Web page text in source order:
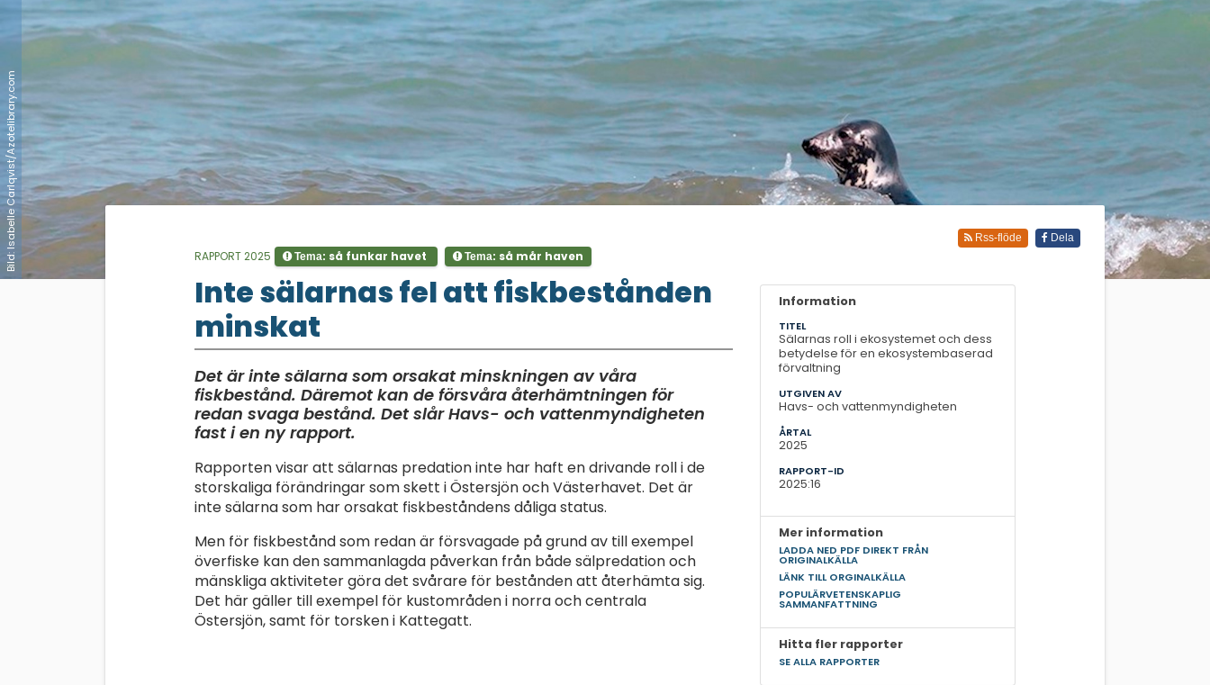
Bild: Isabelle Carlqvist/Azotelibrary.com Dela
Rss-flöde
RAPPORT 2025 Tema: så funkar havet Tema: så mår haven
Inte sälarnas fel att fiskbestånden
minskat
Det är inte sälarna som orsakat minskningen av våra
fiskbestånd. Däremot kan de försvåra återhämtningen för
redan svaga bestånd. Det slår Havs- och vattenmyndigheten
fast i en ny rapport.
Rapporten visar att sälarnas predation inte har haft en drivande roll i de
storskaliga förändringar som skett i Östersjön och Västerhavet. Det är
inte sälarna som har orsakat fiskbeståndens dåliga status.
Men för fiskbestånd som redan är försvagade på grund av till exempel
överfiske kan den sammanlagda påverkan från både sälpredation och
mänskliga aktiviteter göra det svårare för bestånden att återhämta sig.
Det här gäller till exempel för kustområden i norra och centrala
Östersjön, samt för torsken i Kattegatt.
Information
TITEL
Sälarnas roll i ekosystemet och dess
betydelse för en ekosystembaserad
förvaltning
UTGIVEN AV
Havs- och vattenmyndigheten
ÅRTAL
2025
RAPPORT-ID
2025:16
Mer information
LADDA NED PDF DIREKT FRÅN
ORIGINALKÄLLA
LÄNK TILL ORGINALKÄLLA
POPULÄRVETENSKAPLIG
SAMMANFATTNING
Hitta fler rapporter
SE ALLA RAPPORTER